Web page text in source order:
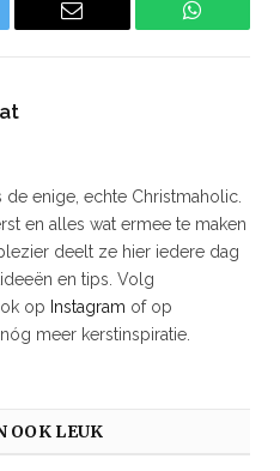
Email
de enige, echte Christmaholic.
en alles wat ermee te maken
deelt ze hier iedere dag
en tips. Volg
op Instagram of op
meer kerstinspiratie.
OOK LEUK